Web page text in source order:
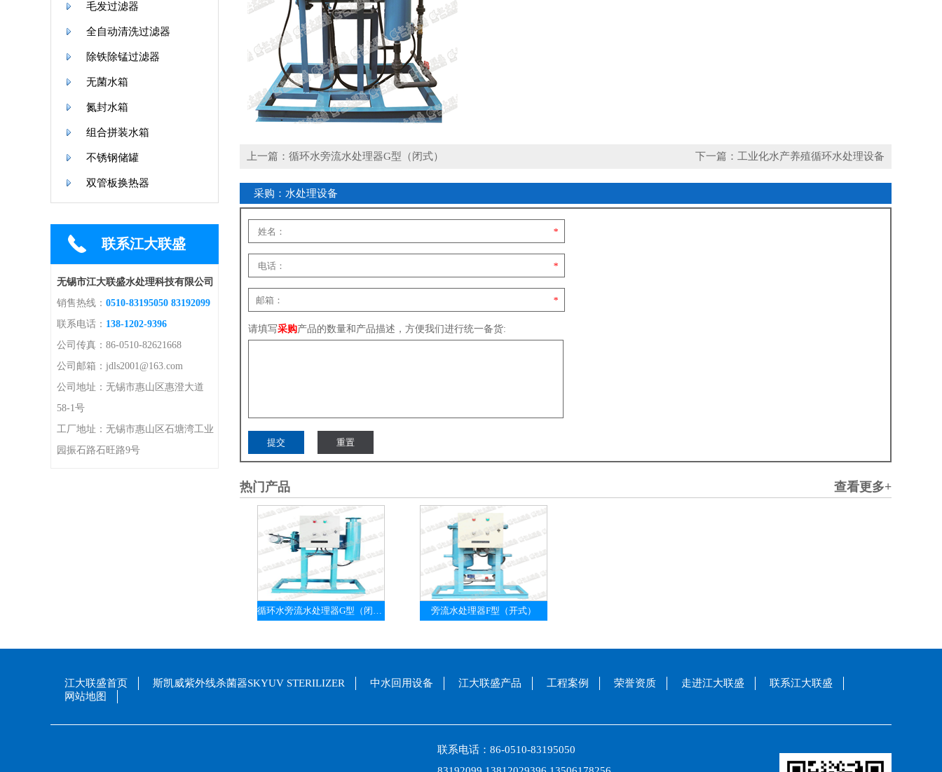
毛发过滤器
全自动清洗过滤器
除铁除锰过滤器
无菌水箱
氮封水箱
组合拼装水箱
不锈钢储罐
双管板换热器
联系江大联盛
无锡市江大联盛水处理科技有限公司
销售热线： 0510-83195050 83192099
联系电话： 138-1202-9396
公司传真：86-0510-82621668
公司邮箱：jdls2001@163.com
公司地址：无锡市惠山区惠澄大道
58-1号
工厂地址：无锡市惠山区石塘湾工业
园振石路石旺路9号
上一篇：循环水旁流水处理器G型（闭式） 下一篇：工业化水产养殖循环水处理设备
采购：水处理设备
*
*
*
请填写采购产品的数量和产品描述，方便我们进行统一备货:
热门产品 查看更多+
循环水旁流水处理器G型（闭式） 旁流水处理器F型（开式）
江大联盛首页 斯凯威紫外线杀菌器SKYUV STERILIZER 中水回用设备 江大联盛产品 工程案例 荣誉资质 走进江大联盛
联系江大联盛
网站地图
联系电话：86-0510-83195050